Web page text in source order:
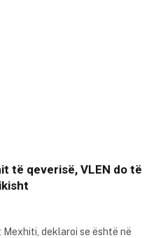
të qeverisë, VLEN do të
deklaroi se është në